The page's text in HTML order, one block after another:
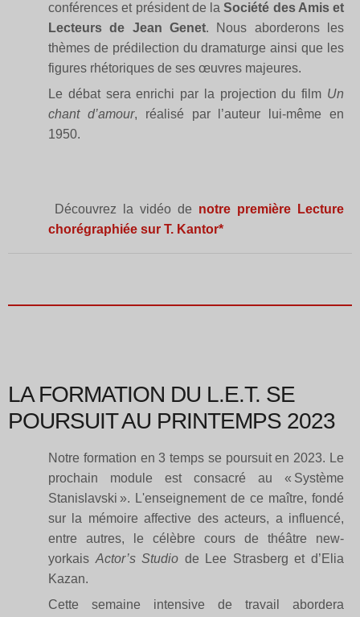
conférences et président de laSociété des Amis et
Lecteurs de Jean Genet. Nous aborderons les
thèmes de prédilection du dramaturge ainsi que les
figures rhétoriques de ses œuvres majeures.
Le débat sera enrichi par la projection du film Un
chant d’amour, réalisé par l’auteur lui-même en
1950.
Découvrez la vidéo de notre première Lecture
chorégraphiée sur T. Kantor*
LA FORMATION DU L.E.T. SE
POURSUIT AU PRINTEMPS 2023
Notre formation en 3 temps se poursuit en 2023. Le
prochain module est consacré au « Système
Stanislavski ». L'enseignement de ce maître, fondé
sur la mémoire affective des acteurs, a influencé,
entre autres, le célèbre cours de théâtre new-
yorkais Actor’s Studio de Lee Strasberg et d’Elia
Kazan.
Cette semaine intensive de travail abordera